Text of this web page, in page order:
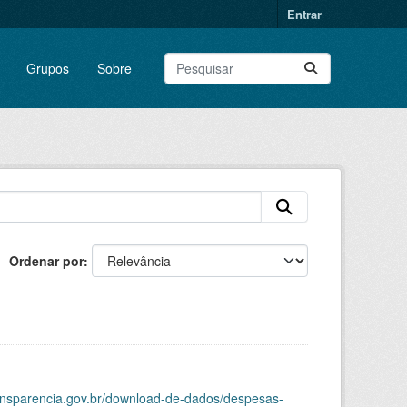
Entrar
Grupos Sobre
Ordenar por
download-de-dados/despesas-